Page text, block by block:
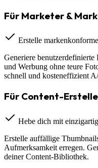
Für Marketer &
Erstelle
Generiere
und Werbung ohne teure
schnell und kosteneffizient
Für Content-
Hebe dich mit
Erstelle auffällige
Aufmerksamkeit erregen.
deiner Content-Bibliothek.